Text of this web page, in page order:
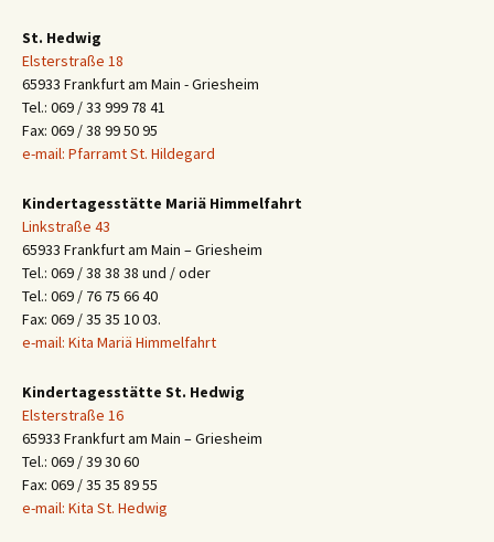
St. Hedwig
Elsterstraße 18
65933 Frankfurt am Main - Griesheim
Tel.: 069 / 33 999 78 41
Fax: 069 / 38 99 50 95
e-mail: Pfarramt St. Hildegard
Kindertagesstätte Mariä Himmelfahrt
Linkstraße 43
65933 Frankfurt am Main – Griesheim
Tel.: 069 / 38 38 38 und / oder
Tel.: 069 / 76 75 66 40
Fax: 069 / 35 35 10 03.
e-mail: Kita Mariä Himmelfahrt
Kindertagesstätte St. Hedwig
Elsterstraße 16
65933 Frankfurt am Main – Griesheim
Tel.: 069 / 39 30 60
Fax: 069 / 35 35 89 55
e-mail: Kita St. Hedwig